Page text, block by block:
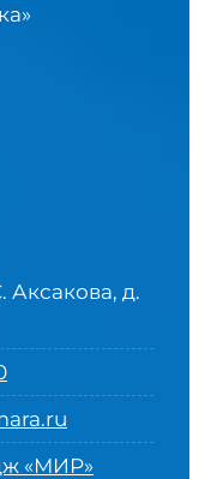
Аксакова, д.
«МИР»